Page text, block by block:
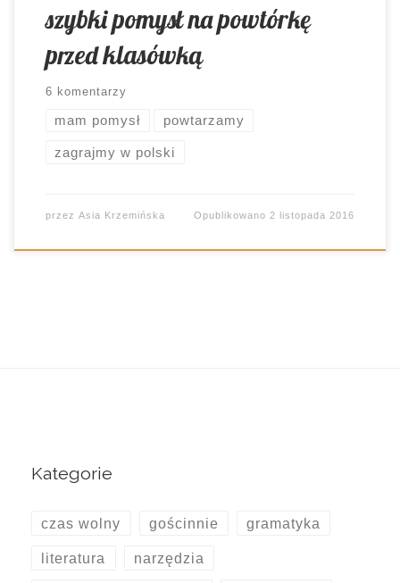
szybki pomysł na powtórkę
przed klasówką
6 komentarzy
mam pomysł powtarzamy
zagrajmy w polski
przez Asia Krzemińska Opublikowano 2 listopada 2016
Kategorie
czas wolny gościnnie gramatyka
literatura narzędzia